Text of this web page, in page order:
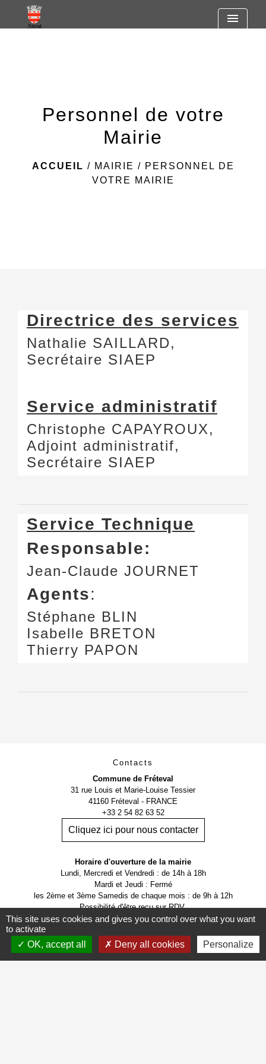
https://www.googletagmanager.com/gtag/js?id=G-
R7SF805ST2
menu
Personnel de votre
Mairie
ACCUEIL / MAIRIE / PERSONNEL DE
VOTRE MAIRIE
Directrice des services
Nathalie SAILLARD,
Secrétaire SIAEP
Service administratif
Christophe CAPAYROUX,
Adjoint administratif,
Secrétaire SIAEP
Service Technique
Responsable:
Jean-Claude JOURNET
Agents:
Stéphane BLIN
Isabelle BRETON
Thierry PAPON
Contacts
Commune de Fréteval
31 rue Louis et Marie-Louise Tessier
41160 Fréteval - FRANCE
+33 2 54 82 63 52
Cliquez ici pour nous contacter
Horaire d'ouverture de la mairie
Lundi, Mercredi et Vendredi : de 14h à 18h
Mardi et Jeudi : Fermé
les 2ème et 3ème Samedis de chaque mois : de 9h à 12h
Possibilité d'être reçu sur RDV.
This site uses cookies and gives you control over what you want
to activate
OK, accept all
Deny all cookies Personalize